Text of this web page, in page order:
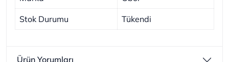
Stok Durumu Tükendi
Ürün Yorumları